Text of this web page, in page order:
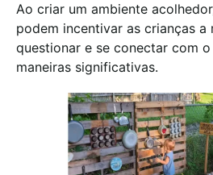
Ao criar um ambiente
podem incentivar as crianças a
questionar e se conectar com
maneiras significativas.